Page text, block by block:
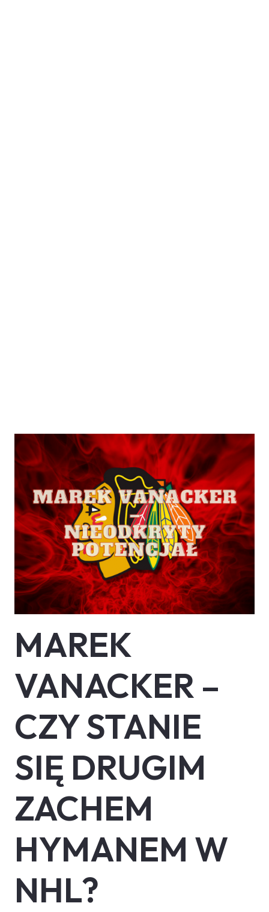
MAREK
VANACKER –
CZY STANIE
SIĘ DRUGIM
ZACHEM
HYMANEM W
NHL?